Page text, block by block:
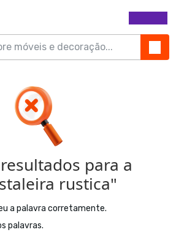
para a
rustica"
a palavra corretamente.
palavras.